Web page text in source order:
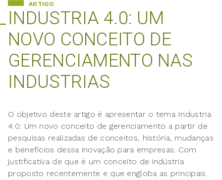
INDUSTRIA 4.0: UM
NOVO CONCEITO DE
GERENCIAMENTO NAS
INDUSTRIAS
ARTIGO
O objetivo deste artigo é apresentar o tema Industria
4.0: Um novo conceito de gerenciamento a partir de
pesquisas realizadas de conceitos, história, mudanças
e benefícios dessa inovação para empresas. Com
justificativa de que é um conceito de indústria
proposto recentemente e que engloba as principais